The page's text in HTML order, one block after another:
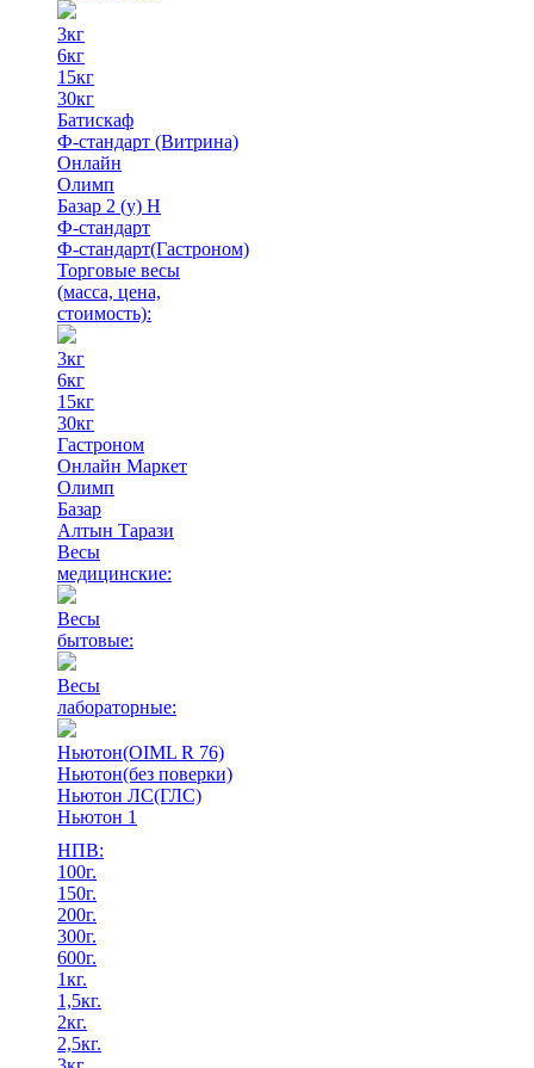
3кг
6кг
15кг
30кг
Батискаф
Ф-стандарт (Витрина)
Онлайн
Олимп
Базар 2 (у) Н
Ф-стандарт
Ф-стандарт(Гастроном)
Торговые весы
(масса, цена,
стоимость):
3кг
6кг
15кг
30кг
Гастроном
Онлайн Маркет
Олимп
Базар
Алтын Тарази
Весы
медицинские:
Весы
бытовые:
Весы
лабораторные:
Ньютон(OIML R 76)
Ньютон(без поверки)
Ньютон ЛС(ГЛС)
Ньютон 1
НПВ:
100г.
150г.
200г.
300г.
600г.
1кг.
1,5кг.
2кг.
2,5кг.